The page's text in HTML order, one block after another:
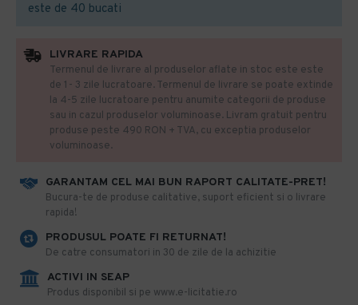
este de 40 bucati
GARANTAM CEL MAI BUN RAPORT CALITATE-PRET!
​Bucura-te de produse calitative, suport eficient si o livrare
rapida!
PRODUSUL POATE FI RETURNAT!
De catre consumatori in 30 de zile de la achizitie
ACTIVI IN SEAP
Produs disponibil si pe www.e-licitatie.ro
LIVRARE RAPIDA
Termenul de livrare al produselor aflate in stoc este este
de 1- 3 zile lucratoare. Termenul de livrare se poate extinde
la 4-5 zile lucratoare pentru anumite categorii de produse
sau in cazul produselor voluminoase. Livram gratuit pentru
produse peste 490 RON + TVA, cu exceptia produselor
voluminoase.